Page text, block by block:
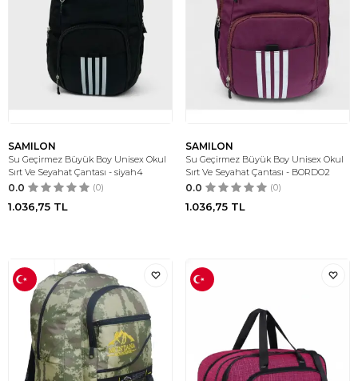
SAMILON
Su Geçirmez Büyük Boy Unisex Okul
Sırt Ve Seyahat Çantası - siyah4
0.0 (0)
1.036,75 TL
SAMILON
Su Geçirmez Büyük Boy Unisex Okul
Sırt Ve Seyahat Çantası - BORDO2
0.0 (0)
1.036,75 TL